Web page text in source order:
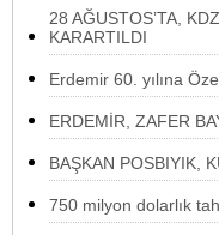
28 AĞUSTOS’TA,
KARARTILDI
Erdemir 60. yılına
ERDEMİR, ZAFER
BAŞKAN POSBIYIK,
750 milyon dolarlık